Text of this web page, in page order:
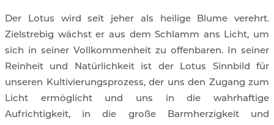
Der Lotus wird seit jeher als heilige Blume verehrt.
Zielstrebig wächst er aus dem Schlamm ans Licht, um
sich in seiner Vollkommenheit zu offenbaren. In seiner
Reinheit und Natürlichkeit ist der Lotus Sinnbild für
unseren Kultivierungsprozess, der uns den Zugang zum
Licht ermöglicht und uns in die wahrhaftige
Aufrichtigkeit, in die große Barmherzigkeit und